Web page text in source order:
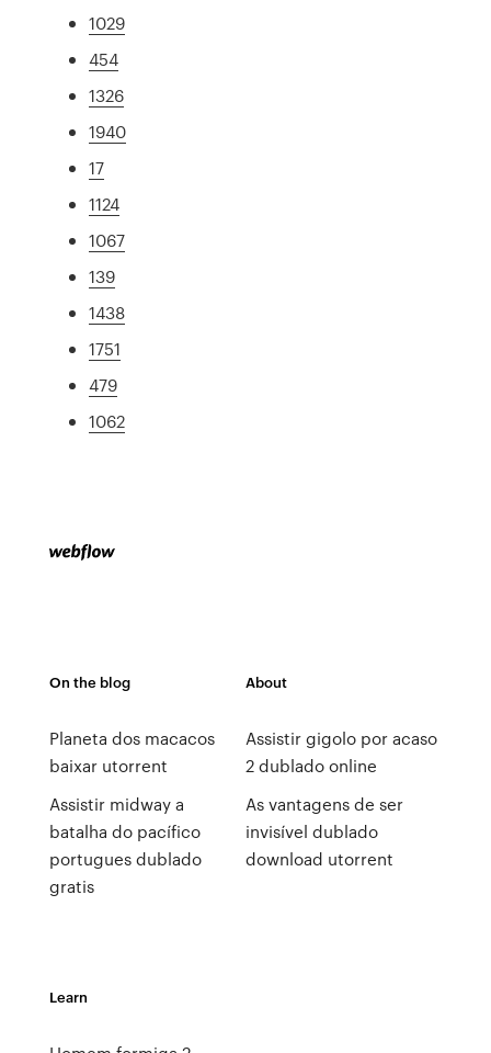
1029
454
1326
1940
17
1124
1067
139
1438
1751
479
1062
On the blog
Planeta dos macacos
baixar utorrent
Assistir midway a
batalha do pacífico
portugues dublado
gratis
About
Assistir gigolo por acaso
2 dublado online
As vantagens de ser
invisível dublado
download utorrent
Learn